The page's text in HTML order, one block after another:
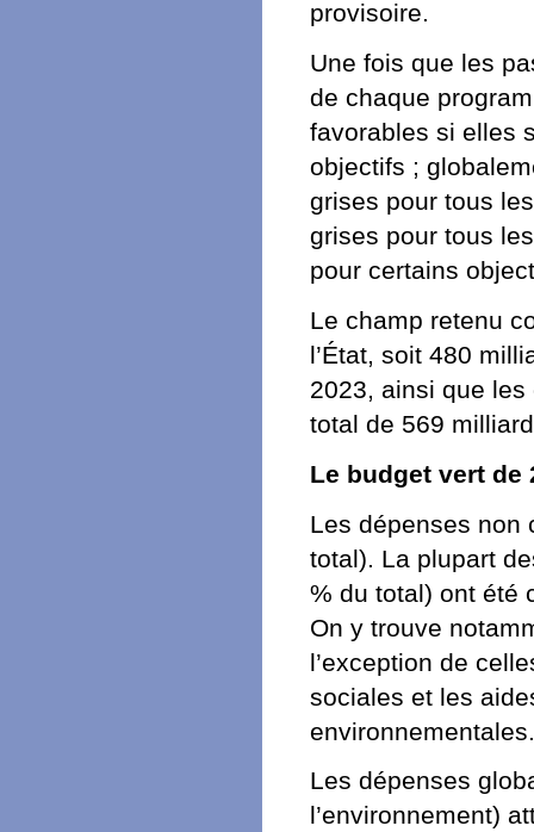
provisoire.
Une fois que les
de chaque
favorables si elles
objectifs ;
grises pour tous
grises pour tous
pour certains
Le champ retenu
l’État, soit 480
2023, ainsi que
total de 569
Le budget vert de
Les dépenses non
total). La plupart
% du total) ont été
On y trouve
l’exception de
sociales et les
environnementales.
Les dépenses
l’environnement)